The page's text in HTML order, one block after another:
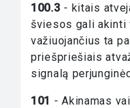
100.3 - kitais
šviesos gali akinti
važiuojančius ta
priešpriešiais
signalą
101 - Akinamas